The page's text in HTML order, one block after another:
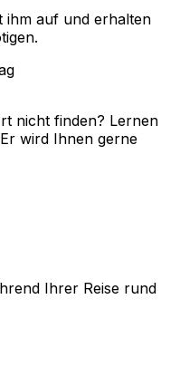
ihm auf und erhalten
nicht finden? Lernen
wird Ihnen gerne
Ihrer Reise rund